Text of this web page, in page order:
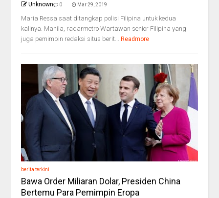
Unknown 0 Mar 29, 2019
Maria Ressa saat ditangkap polisi Filipina untuk kedua
kalinya. Manila, radarmetro Wartawan senior Filipina yang
juga pemimpin redaksi situs berit... Readmore
berita terkini
Bawa Order Miliaran Dolar, Presiden China
Bertemu Para Pemimpin Eropa